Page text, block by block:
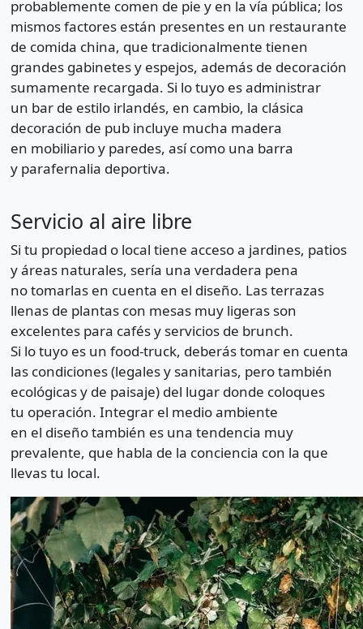
probablemente comen de pie y en la vía pública; los
mismos factores están presentes en un restaurante
de comida china, que tradicionalmente tienen
grandes gabinetes y espejos, además de decoración
sumamente recargada. Si lo tuyo es administrar
un bar de estilo irlandés, en cambio, la clásica
decoración de pub incluye mucha madera
en mobiliario y paredes, así como una barra
y parafernalia deportiva.
Servicio al aire libre
Si tu propiedad o local tiene acceso a jardines, patios
y áreas naturales, sería una verdadera pena
no tomarlas en cuenta en el diseño. Las terrazas
llenas de plantas con mesas muy ligeras son
excelentes para cafés y servicios de brunch.
Si lo tuyo es un food-truck, deberás tomar en cuenta
las condiciones (legales y sanitarias, pero también
ecológicas y de paisaje) del lugar donde coloques
tu operación. Integrar el medio ambiente
en el diseño también es una tendencia muy
prevalente, que habla de la conciencia con la que
llevas tu local.